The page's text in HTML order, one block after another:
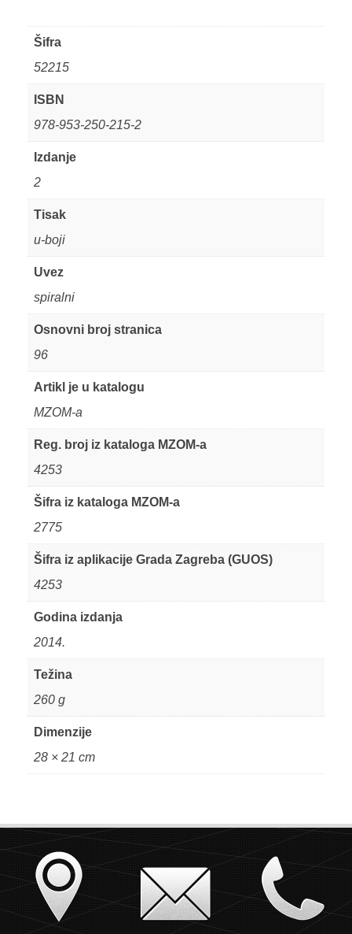
Šifra
52215
ISBN
978-953-250-215-2
Izdanje
2
Tisak
u-boji
Uvez
spiralni
Osnovni broj stranica
96
Artikl je u katalogu
MZOM-a
Reg. broj iz kataloga MZOM-a
4253
Šifra iz kataloga MZOM-a
2775
Šifra iz aplikacije Grada Zagreba (GUOS)
4253
Godina izdanja
2014.
Težina
260 g
Dimenzije
28 × 21 cm